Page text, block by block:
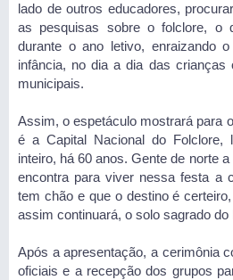
lado de outros educadores,
as pesquisas sobre o folclore, o
durante o ano letivo, enraizando
infância, no dia a dia das crianças
municipais.
Assim, o espetáculo mostrará para
é a Capital Nacional do Folclore,
inteiro, há 60 anos. Gente de norte
encontra para viver nessa festa a
tem chão e que o destino é
assim continuará, o solo sagrado do
Após a apresentação, a cerimônia
oficiais e a recepção dos grupos